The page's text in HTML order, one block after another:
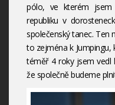
pólo, ve kterém jsem
republiku v
společenský tanec. Ten
to zejména k
téměř 4 roky jsem vedl
že společně budeme